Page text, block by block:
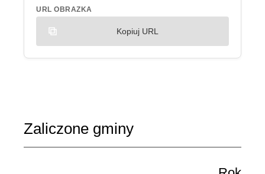
URL OBRAZKA
Kopiuj URL
Zaliczone gminy